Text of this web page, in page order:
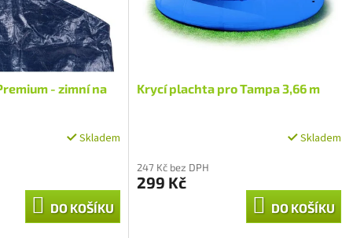
- zimní na
Skladem
DO KOŠÍKU
Krycí plachta pro Tampa 3,66 m
Skladem
247 Kč bez DPH
299 Kč
DO KOŠÍKU